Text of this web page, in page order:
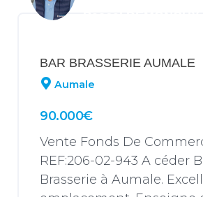
BAR BRASSERIE AUMALE
Aumale
90.000€
Vente Fonds De
REF:206-02-943 A céder
Brasserie à Aumale.